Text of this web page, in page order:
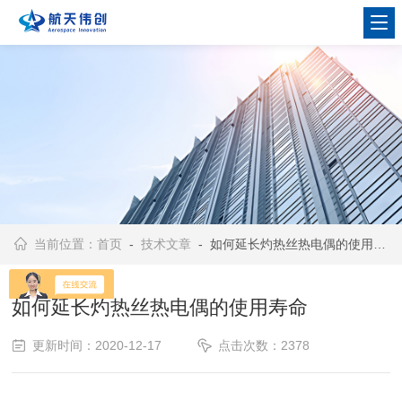
当前位置：首页 -技术文章 - 如何延长灼热丝热电偶的使用寿命
如何延长灼热丝热电偶的使用寿命
更新时间：2020-12-17 点击次数：2378